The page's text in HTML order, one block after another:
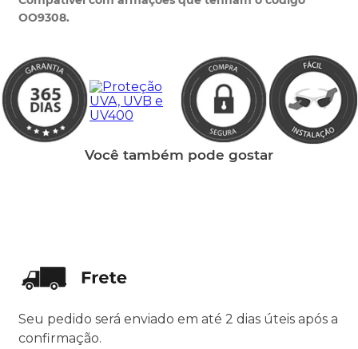
OO9308.
Você também pode gostar
Seu pedido será enviado em até 2 dias úteis após a
confirmação.